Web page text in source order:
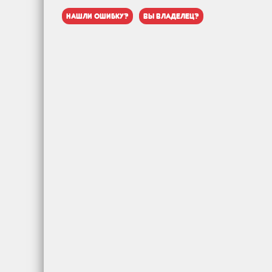
нашли ошибку? вы владелец?